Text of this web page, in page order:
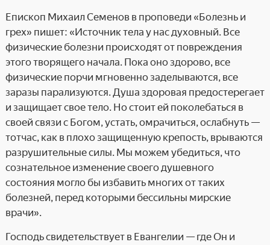
Епископ Михаил Семенов в проповеди «Болезнь и
грех» пишет: «Источник тела у нас духовный. Все
физические болезни происходят от повреждения
этого творящего начала. Пока оно здорово, все
физические порчи мгновенно заделываются, все
заразы парализуются. Душа здоровая предостерегает
и защищает свое тело. Но стоит ей поколебаться в
своей связи с Богом, устать, омрачиться, ослабнуть —
тотчас, как в плохо защищенную крепость, врываются
разрушительные силы. Мы можем убедиться, что
сознательное изменение своего душевного
состояния могло бы избавить многих от таких
болезней, перед которыми бессильны мирские
врачи».
Господь свидетельствует в Евангелии — где Он и